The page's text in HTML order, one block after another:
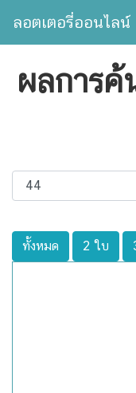
ลอตเตอรี่ออนไลน์
ผลการค้
ทั้งหมด 2 ใบ